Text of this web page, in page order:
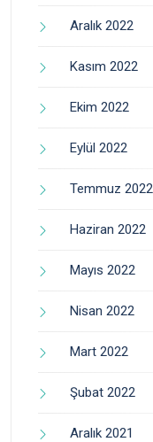
Aralık 2022
Kasım 2022
Ekim 2022
Eylül 2022
Temmuz 2022
Haziran 2022
Mayıs 2022
Nisan 2022
Mart 2022
Şubat 2022
Aralık 2021